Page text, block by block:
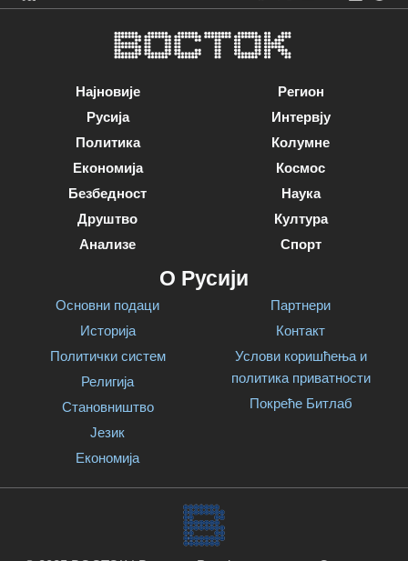
Најновије
Русија
Политика
Економија
Безбедност
Друштво
Анализе
Регион
Интервју
Колумне
Космос
Наука
Култура
Спорт
О Русији
Основни подаци
Историја
Политички систем
Религија
Становништво
Језик
Економија
Партнери
Контакт
Услови коришћења и
политика приватности
Покреће Битлаб